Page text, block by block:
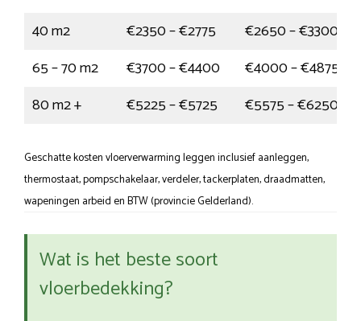
40 m2
€2350 – €2775
€2650 – €3300
65 – 70 m2
€3700 – €4400
€4000 – €4875
80 m2 +
€5225 – €5725 €5575 – €6250
Geschatte kosten vloerverwarming leggen inclusief aanleggen,
thermostaat, pompschakelaar, verdeler, tackerplaten, draadmatten,
wapeningen arbeid en BTW (provincie Gelderland).
Wat is het beste soort
vloerbedekking?